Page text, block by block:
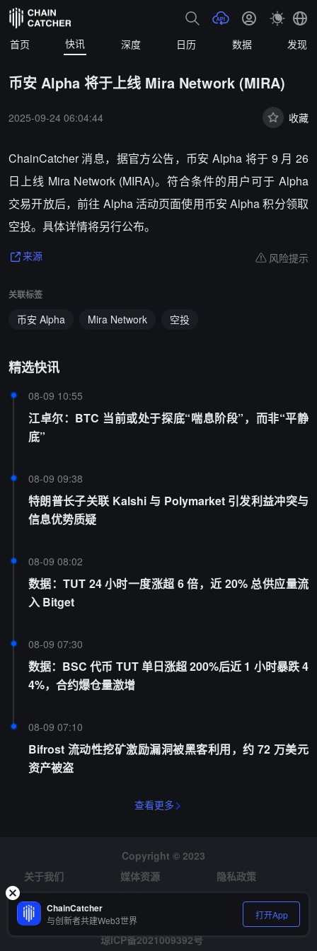
首页 快讯 深度 日历 数据 发现
币安 Alpha 将于上线 Mira Network (MIRA)
2025-09-24 06:04:44 收藏
ChainCatcher 消息，据官方公告，币安 Alpha 将于 9 月 26
日上线 Mira Network (MIRA)。符合条件的用户可于 Alpha
交易开放后，前往 Alpha 活动页面使用币安 Alpha 积分领取
空投。具体详情将另行公布。
来源 风险提示
关联标签
币安 Alpha Mira Network 空投
精选快讯
08-09 10:55
江卓尔：BTC 当前或处于探底“喘息阶段”，而非“平静
底”
08-09 09:38
特朗普长子关联 Kalshi 与 Polymarket 引发利益冲突与
信息优势质疑
08-09 08:02
数据：TUT 24 小时一度涨超 6 倍，近 20% 总供应量流
入 Bitget
08-09 07:30
数据：BSC 代币 TUT 单日涨超 200%后近 1 小时暴跌 4
4%，合约爆仓量激增
08-09 07:10
Bifrost 流动性挖矿激励漏洞被黑客利用，约 72 万美元
资产被盗
查看更多
Copyright © 2023
关于我们
媒体资源
隐私政策
风险提示
招聘
琼ICP备2021009392号
ChainCatcher
与创新者共建Web3世界 打开App